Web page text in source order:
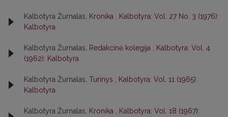
Kalbotyra Žurnalas, Kronika
Kalbotyra: Vol. 27 No. 3 (1976):
Kalbotyra
Kalbotyra Žurnalas, Redakcinė kolegija
Kalbotyra: Vol. 4
(1962): Kalbotyra
Kalbotyra Žurnalas, Turinys
Kalbotyra: Vol. 11 (1965):
Kalbotyra
Kalbotyra Žurnalas, Kronika
Kalbotyra: Vol. 18 (1967):